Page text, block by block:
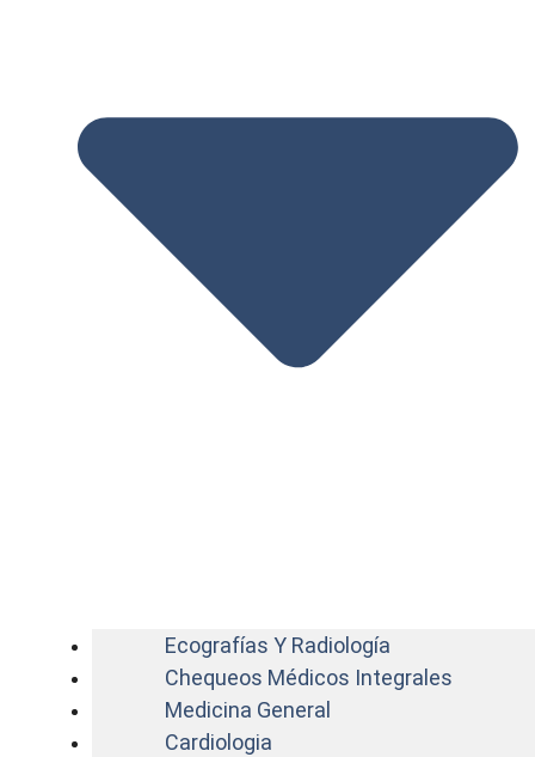
Ecografías Y Radiología
Chequeos Médicos Integrales
Medicina General
Cardiologia